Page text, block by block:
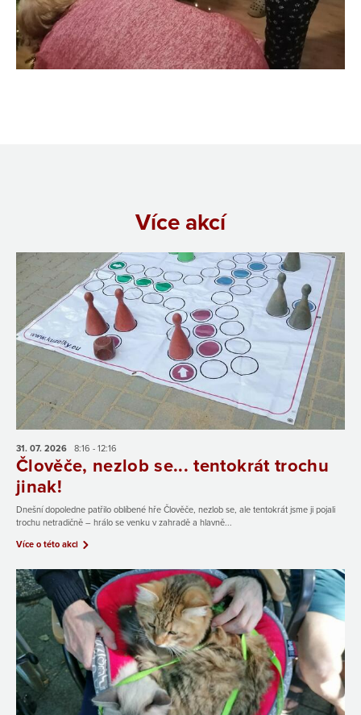
Více akcí
31. 07. 2026 8:16 - 12:16
Člověče, nezlob se... tentokrát trochu
jinak!
Dnešní dopoledne patřilo oblíbené hře Člověče, nezlob se, ale tentokrát jsme ji pojali
trochu netradičně – hrálo se venku v zahradě a hlavně...
Více o této akci